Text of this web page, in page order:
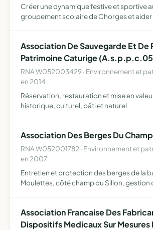
Créer une dynamique festive et sportive
groupement scolaire de Chorges et aider
Association De Sauvegarde Et De
Patrimoine Caturige
RNA W052003429 · Environnement et
en 2014
Réservation, restauration et mise en
historique, culturel, bâti et naturel
Association Des Berges Du
RNA W052001782 · Environnement et
en 2007
Entretien et protection des berges de la
Moulettes, côté champ du Sillon, gestion
Association Francaise Des
Dispositifs Medicaux Sur Mesures